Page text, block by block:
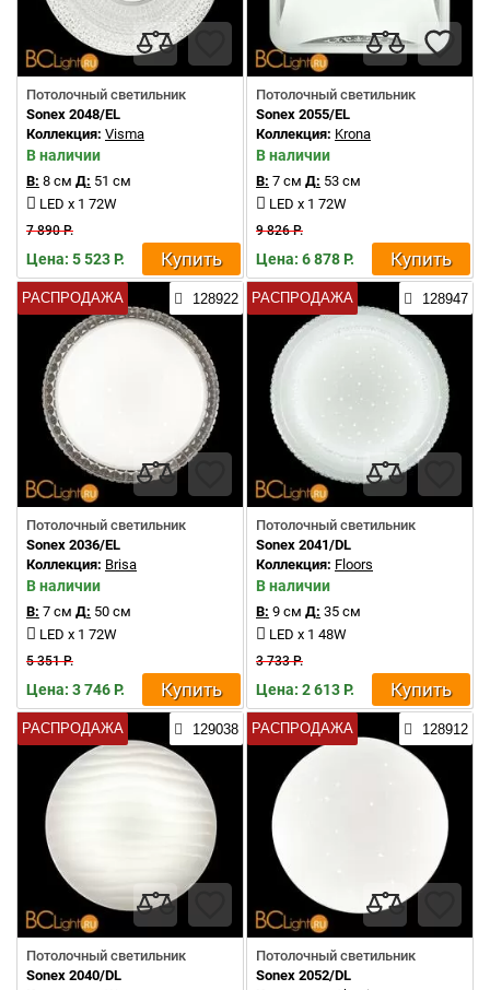
Потолочный светильник
Sonex 2048/EL
Коллекция: Visma
В наличии
В: 8 см Д: 51 см
LED x 1 72W
7 890 Р.
Цена: 5 523 Р. Купить
Потолочный светильник
Sonex 2055/EL
Коллекция: Krona
В наличии
В: 7 см Д: 53 см
LED x 1 72W
9 826 Р.
Цена: 6 878 Р. Купить
РАСПРОДАЖА 128922
Потолочный светильник
Sonex 2036/EL
Коллекция: Brisa
В наличии
В: 7 см Д: 50 см
LED x 1 72W
5 351 Р.
Цена: 3 746 Р. Купить
РАСПРОДАЖА 128947
Потолочный светильник
Sonex 2041/DL
Коллекция: Floors
В наличии
В: 9 см Д: 35 см
LED x 1 48W
3 733 Р.
Цена: 2 613 Р. Купить
РАСПРОДАЖА 129038
Потолочный светильник
Sonex 2040/DL
РАСПРОДАЖА 128912
Потолочный светильник
Sonex 2052/DL